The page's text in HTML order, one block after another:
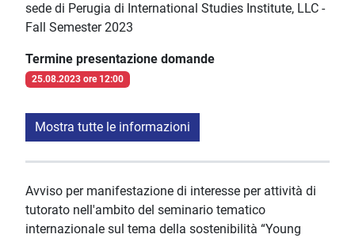
sede di Perugia di International Studies Institute, LLC -
Fall Semester 2023
Termine presentazione domande
25.08.2023 ore 12:00
Mostra tutte le informazioni
Avviso per manifestazione di interesse per attività di
tutorato nell'ambito del seminario tematico
internazionale sul tema della sostenibilità “Young